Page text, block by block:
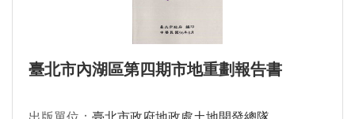
臺北市內湖區第四期市地重劃報告書